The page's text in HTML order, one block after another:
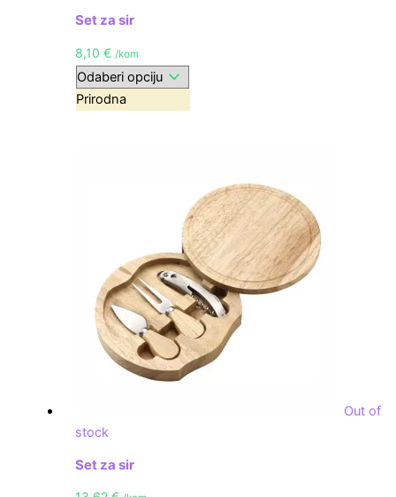
Set za sir
8,10€ /kom
Prirodna
Out of
stock
Set za sir